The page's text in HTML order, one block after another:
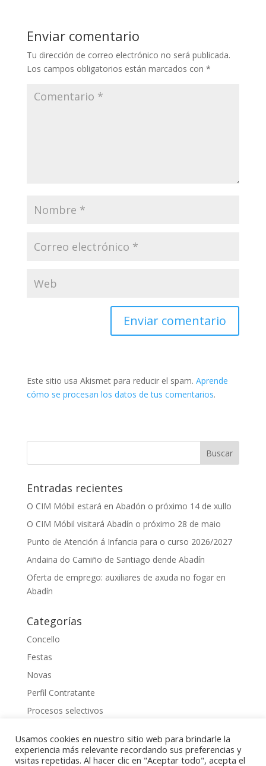
Enviar comentario
Tu dirección de correo electrónico no será publicada.
Los campos obligatorios están marcados con *
Este sitio usa Akismet para reducir el spam. Aprende
cómo se procesan los datos de tus comentarios.
Entradas recientes
O CIM Móbil estará en Abadón o próximo 14 de xullo
O CIM Móbil visitará Abadín o próximo 28 de maio
Punto de Atención á Infancia para o curso 2026/2027
Andaina do Camiño de Santiago dende Abadín
Oferta de emprego: auxiliares de axuda no fogar en
Abadín
Categorías
Concello
Festas
Novas
Perfil Contratante
Procesos selectivos
Usamos cookies en nuestro sitio web para brindarle la
experiencia más relevante recordando sus preferencias y
visitas repetidas. Al hacer clic en "Aceptar todo", acepta el